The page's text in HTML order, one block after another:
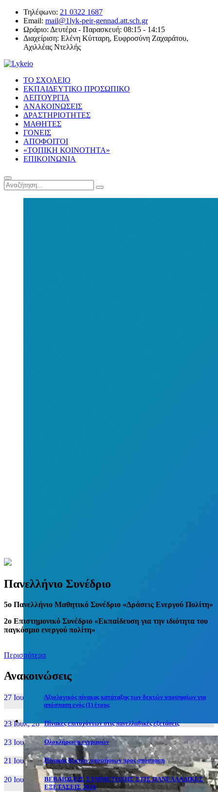
Τηλέφωνο: 21 0322 1687
Email: mail@1lyk-peir-gennad.att.sch.gr
Ωράριο: Δευτέρα - Παρασκευή: 08:15 - 14:15
Διαχείριση: Ελένη Κύτταρη, Ευφροσύνη Ζαχαράτου,
Αχιλλέας Ντελλής
ΤΟ ΣΧΟΛΕΙΟ
ΕΚΠΑΙΔΕΥΤΙΚΟ ΠΡΟΣΩΠΙΚΟ
ΛΕΙΤΟΥΡΓΙΑ
ΑΝΑΚΟΙΝΩΣΕΙΣ
ΔΡΑΣΤΗΡΙΟΤΗΤΕΣ
ΜΑΘΗΤΕΣ
ΓΟΝΕΙΣ
ΑΠΟΦΟΙΤΟΙ
«ΤΟΠΙΚΗ ΚΟΙΝΟΤΗΤΑ»
ΕΠΙΚΟΙΝΩΝΙΑ
Πανελλήνιο Συνέδριο
5o Πανελλήνιο Μαθητικό Συνέδριο «Δράσεις Ενεργού Πολίτη»
2ο Επιστημονικό Συνέδριο «Εκπαίδευση για την ιδιότητα του
παγκόσμιο ενεργού πολίτη»
Περισσότερα
Ανακοινώσεις
27 Ιουν, 26
Αξιολογικός πίνακας κατάταξης των δεκτών υποψηφίων για
απόσπαση ενός (1) έτους
23 Ιουλ, 26 Πίνακες επιτυχόντων στις πανελλαδικές εξετάσεις
23 Ιουλ, 26 Ολοκλήρωση εγγραφών
21 Ιουλ, 26 Πίνακας δεκτών υποψήφιων προς απόσπαση
20 Ιουλ, 26
ΒΕΒΑΙΩΣΕΙΣ ΣΥΜΜΕΤΟΧΗΣ ΣΤΙΣ ΠΑΝΕΛΛΑΔΙΚΕΣ
ΕΞΕΤΑΣΕΙΣ 2026